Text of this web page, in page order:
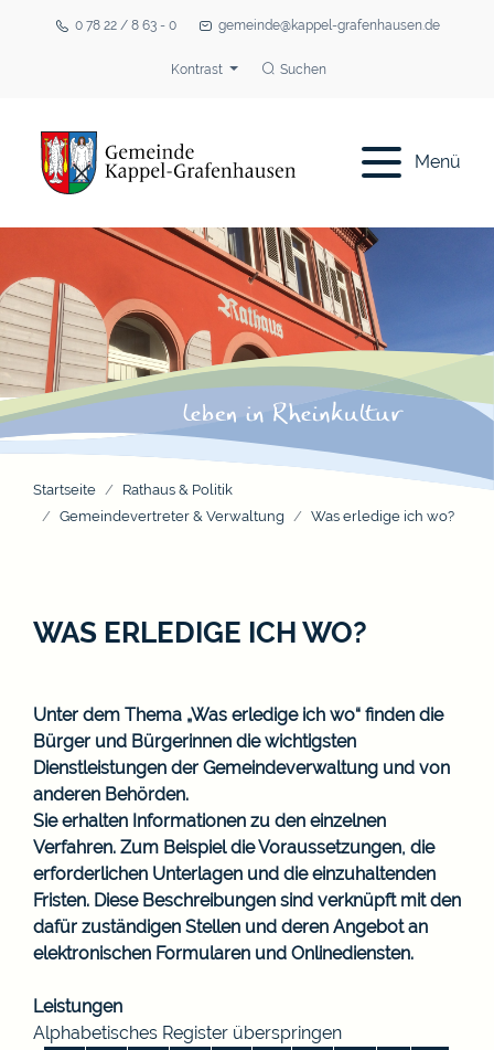
0 78 22 / 8 63 - 0 gemeinde@kappel-grafenhausen.de
Kontrast Suchen
Menü
Startseite
Rathaus & Politik
Gemeindevertreter & Verwaltung
Was erledige ich wo?
WAS ERLEDIGE ICH WO?
Unter dem Thema „Was erledige ich wo“ finden die
Bürger und Bürgerinnen die wichtigsten
Dienstleistungen der Gemeindeverwaltung und von
anderen Behörden.
Sie erhalten Informationen zu den einzelnen
Verfahren. Zum Beispiel die Voraussetzungen, die
erforderlichen Unterlagen und die einzuhaltenden
Fristen. Diese Beschreibungen sind verknüpft mit den
dafür zuständigen Stellen und deren Angebot an
elektronischen Formularen und Onlinediensten.
Leistungen
Alphabetisches Register überspringen